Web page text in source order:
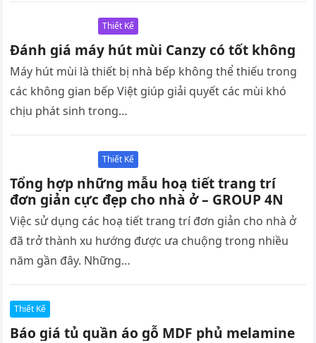
Thiết Kế
Đánh giá máy hút mùi Canzy có tốt không
Máy hút mùi là thiết bị nhà bếp không thể thiếu trong
các không gian bếp Việt giúp giải quyết các mùi khó
chịu phát sinh trong…
Thiết Kế
Tổng hợp những mẫu hoạ tiết trang trí
đơn giản cực đẹp cho nhà ở – GROUP 4N
Việc sử dụng các hoạ tiết trang trí đơn giản cho nhà ở
đã trở thành xu hướng được ưa chuộng trong nhiều
năm gần đây. Những…
Thiết Kế
Báo giá tủ quần áo gỗ MDF phủ melamine